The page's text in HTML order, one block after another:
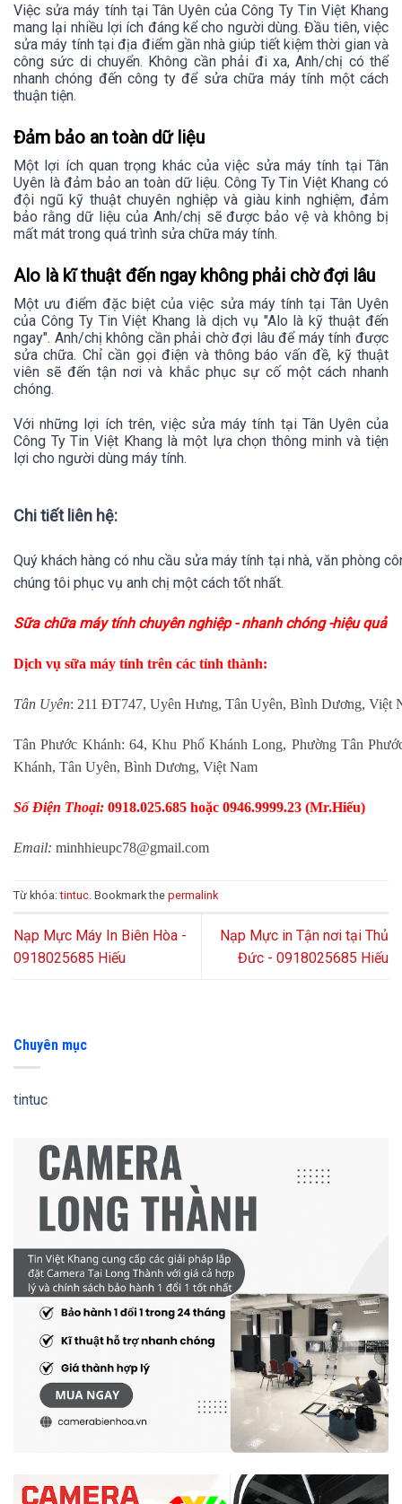
Việc sửa máy tính tại Tân Uyên của Công Ty Tin Việt Khang
mang lại nhiều lợi ích đáng kể cho người dùng. Đầu tiên, việc
sửa máy tính tại địa điểm gần nhà giúp tiết kiệm thời gian và
công sức di chuyển. Không cần phải đi xa, Anh/chị có thể
nhanh chóng đến công ty để sửa chữa máy tính một cách
thuận tiện.
Đảm bảo an toàn dữ liệu
Một lợi ích quan trọng khác của việc sửa máy tính tại Tân
Uyên là đảm bảo an toàn dữ liệu. Công Ty Tin Việt Khang có
đội ngũ kỹ thuật chuyên nghiệp và giàu kinh nghiệm, đảm
bảo rằng dữ liệu của Anh/chị sẽ được bảo vệ và không bị
mất mát trong quá trình sửa chữa máy tính.
Alo là kĩ thuật đến ngay không phải chờ đợi lâu
Một ưu điểm đặc biệt của việc sửa máy tính tại Tân Uyên
của Công Ty Tin Việt Khang là dịch vụ "Alo là kỹ thuật đến
ngay". Anh/chị không cần phải chờ đợi lâu để máy tính được
sửa chữa. Chỉ cần gọi điện và thông báo vấn đề, kỹ thuật
viên sẽ đến tận nơi và khắc phục sự cố một cách nhanh
chóng.
Với những lợi ích trên, việc sửa máy tính tại Tân Uyên của
Công Ty Tin Việt Khang là một lựa chọn thông minh và tiện
lợi cho người dùng máy tính.
Chi tiết liên hệ:
Quý khách hàng có nhu cầu sửa máy tính tại nhà, văn phòng
chúng tôi phục vụ anh chị một cách tốt nhất.
Sữa chữa máy tính chuyên nghiệp - nhanh chóng -hiệu quả
Dịch vụ sữa máy tính trên các tỉnh thành:
Tân Uyên: 211 ĐT747, Uyên Hưng, Tân Uyên, Bình Dương, Việt
Tân Phước Khánh: 64, Khu Phố Khánh Long, Phường Tân
Khánh, Tân Uyên, Bình Dương, Việt Nam
Số Điện Thoại: 0918.025.685 hoặc 0946.9999.23 (Mr.Hiếu)
Email: minhhieupc78@gmail.com
Từ khóa:tintuc. Bookmark the permalink
Nạp Mực Máy In Biên Hòa -
0918025685 Hiếu
Nạp Mực in Tận nơi tại Thủ
Đức - 0918025685 Hiếu
Chuyên mục
tintuc